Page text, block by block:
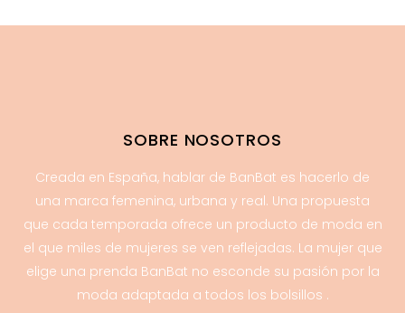
SOBRE NOSOTROS
Creada en España, hablar de BanBat es hacerlo de
una marca femenina, urbana y real. Una propuesta
que cada temporada ofrece un producto de moda en
el que miles de mujeres se ven reflejadas. La mujer que
elige una prenda BanBat no esconde su pasión por la
moda adaptada a todos los bolsillos .